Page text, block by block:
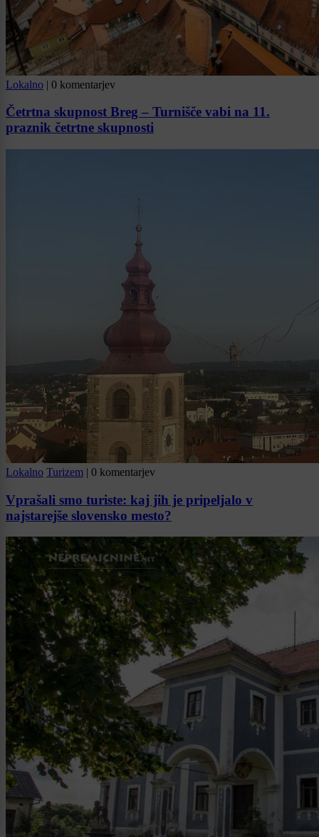
Lokalno | 0 komentarjev
Četrtna skupnost Breg – Turnišče vabi na 11.
praznik četrtne skupnosti
Lokalno Turizem | 0 komentarjev
Vprašali smo turiste: kaj jih je pripeljalo v
najstarejše slovensko mesto?